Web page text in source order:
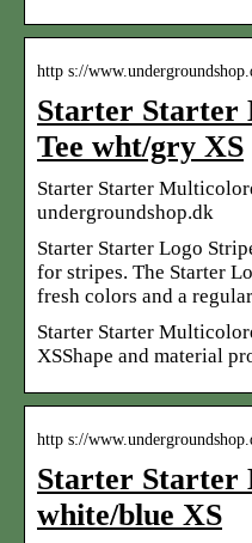
http s://
Starter Starter
Tee wht/gry XS
Starter Starter
undergroundshop.dk
Starter Starter Logo
for stripes. The Starter
fresh colors and a
Starter Starter
XSShape and material
http s://
Starter Starter
white/blue XS